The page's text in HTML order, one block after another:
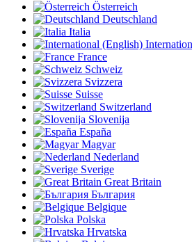
Österreich
Deutschland
Italia
France
Schweiz
Svizzera
Suisse
Switzerland
Slovenija
España
Magyar
Nederland
Sverige
Great Britain
България
Belgique
Polska
Hrvatska